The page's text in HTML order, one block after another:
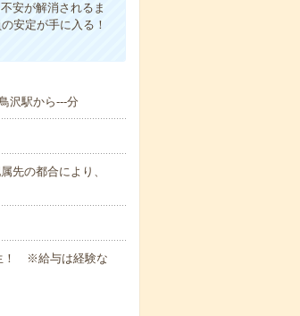
安が解消されるま
安定が手に入る！
沢駅から---分
先の都合により、
！ ※給与は経験な